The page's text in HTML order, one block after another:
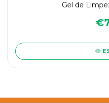
Gel de